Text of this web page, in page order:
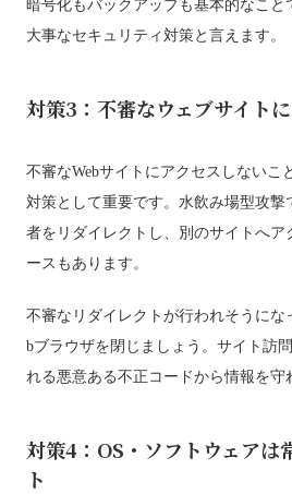
暗号化もバックアップも基本的なこと
大事なセキュリティ対策と言えます。
対策3：不審なウェブサイト
不審なWebサイトにアクセスしないこ
対策として重要です。水飲み場型攻撃
者をリダイレクトし、別のサイトへア
ースもあります。
不審なリダイレクトが行われそうにな
bブラウザを閉じましょう。サイト訪
れる悪意ある不正コードから情報を守
対策4：OS・ソフトウェアは
ト